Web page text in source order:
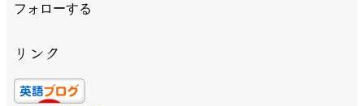
フォローする
リンク